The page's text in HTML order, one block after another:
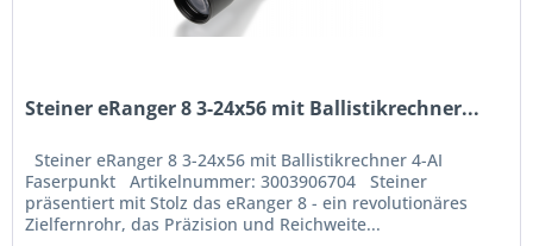
Steiner eRanger 8 3-24x56 mit Ballistikrechner...
Steiner eRanger 8 3-24x56 mit Ballistikrechner 4-AI
Faserpunkt Artikelnummer: 3003906704 Steiner
präsentiert mit Stolz das eRanger 8 - ein revolutionäres
Zielfernrohr, das Präzision und Reichweite...